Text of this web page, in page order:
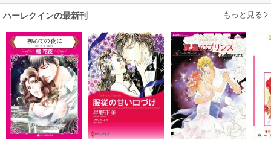
ハーレクインの最新刊 もっと見る